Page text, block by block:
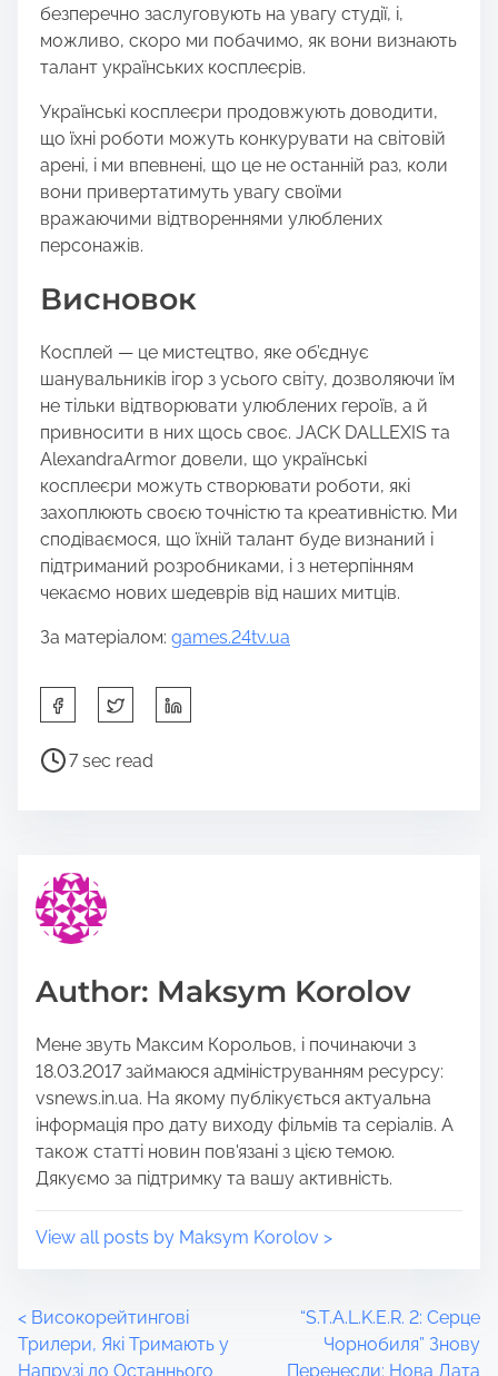
безперечно заслуговують на увагу студії, і,
можливо, скоро ми побачимо, як вони визнають
талант українських косплеєрів.
Українські косплеєри продовжують доводити,
що їхні роботи можуть конкурувати на світовій
арені, і ми впевнені, що це не останній раз, коли
вони привертатимуть увагу своїми
вражаючими відтвореннями улюблених
персонажів.
Висновок
Косплей — це мистецтво, яке об’єднує
шанувальників ігор з усього світу, дозволяючи їм
не тільки відтворювати улюблених героїв, а й
привносити в них щось своє. JACK DALLEXIS та
AlexandraArmor довели, що українські
косплеєри можуть створювати роботи, які
захоплюють своєю точністю та креативністю. Ми
сподіваємося, що їхній талант буде визнаний і
підтриманий розробниками, і з нетерпінням
чекаємо нових шедеврів від наших митців.
За матеріалом: games.24tv.ua
h
a
s
p
s
o
n
:
P
o
e
a
d
i
e
7 sec read
Author: Maksym Korolov
Мене звуть Максим Корольов, і починаючи з
18.03.2017 займаюся адмініструванням ресурсу:
vsnews.in.ua. На якому публікується актуальна
інформація про дату виходу фільмів та серіалів. А
також статті новин пов'язані з цією темою.
Дякуємо за підтримку та вашу активність.
View all posts by Maksym Korolov >
P
< Високорейтингові
Трилери, Які Тримають у
Напрузі до Останнього
“S.T.A.L.K.E.R. 2: Серце
Чорнобиля” Знову
Перенесли: Нова Дата